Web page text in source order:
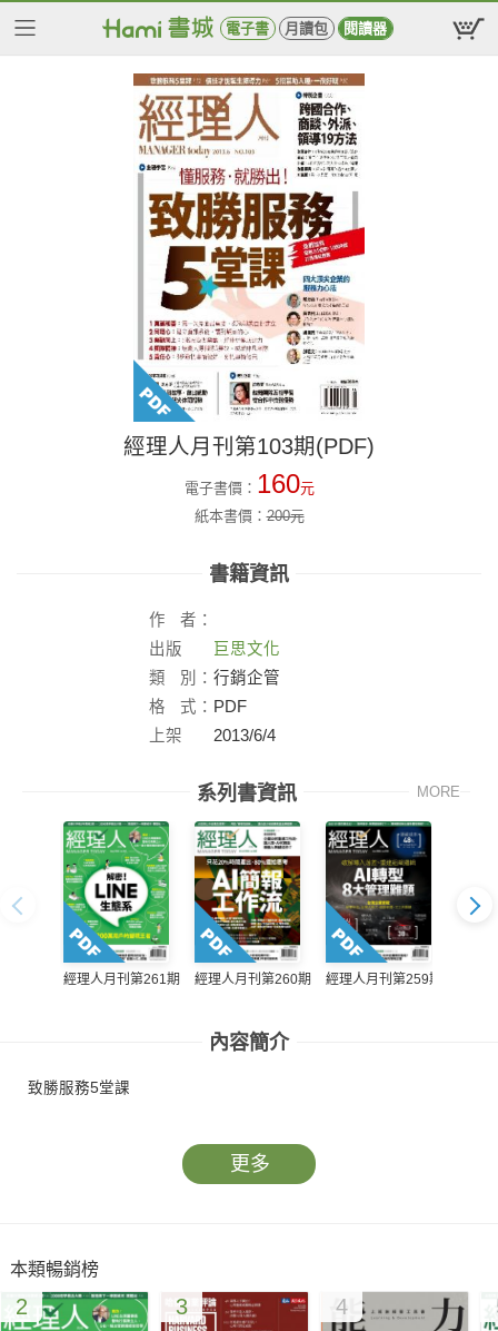
電子書 月讀包 閱讀器
經理人月刊第103期(PDF)
電子書價： 160元
紙本書價：200元
書籍資訊
作
者：
出版
社：
巨思文化
類
別： 行銷企管
格
式： PDF
上架
2013/6/4
系列書資訊 MORE
經理人月刊第261期 經理人月刊第260期 經理人月刊第259期
內容簡介
致勝服務5堂課
更多
本類暢銷榜
2 3 4